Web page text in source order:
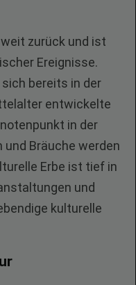
zurück und ist
Ereignisse.
bereits in der
entwickelte
in der
und Bräuche werden
Erbe ist tief in
und
kulturelle